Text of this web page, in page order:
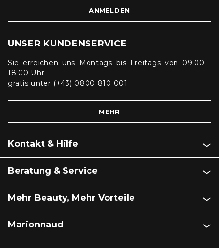
ANMELDEN
UNSER KUNDENSERVICE
Sie erreichen uns Montags bis Freitags von 09:00 -
18:00 Uhr
gratis unter (+43) 0800 810 001
MEHR
Kontakt & Hilfe
Beratung & Service
Mehr Beauty, Mehr Vorteile
Marionnaud